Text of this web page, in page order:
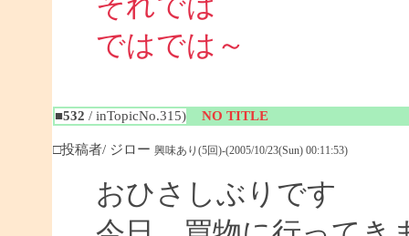
ではでは～
■532 / inTopicNo.315) NO TITLE
□投稿者/ ジロー 興味あり(5回)-(2005/10/23(Sun) 00:11:53)
おひさしぶりです